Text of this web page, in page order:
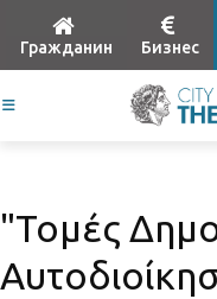
Гражданин Бизнес
"Τομές